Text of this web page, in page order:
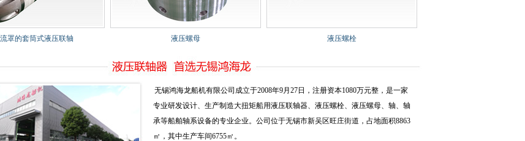
罩的套筒式液压联轴 液压螺母 液压螺栓
无锡鸿海龙船机有限公司成立于2008年9月27日，注册资本1080万元整，是一家
专业研发设计、生产制造大扭矩船用液压联轴器、液压螺栓、液压螺母、轴、轴
承等船舶轴系设备的专业企业。公司位于无锡市新吴区旺庄街道，占地面积8863
㎡，其中生产车间6755㎡。